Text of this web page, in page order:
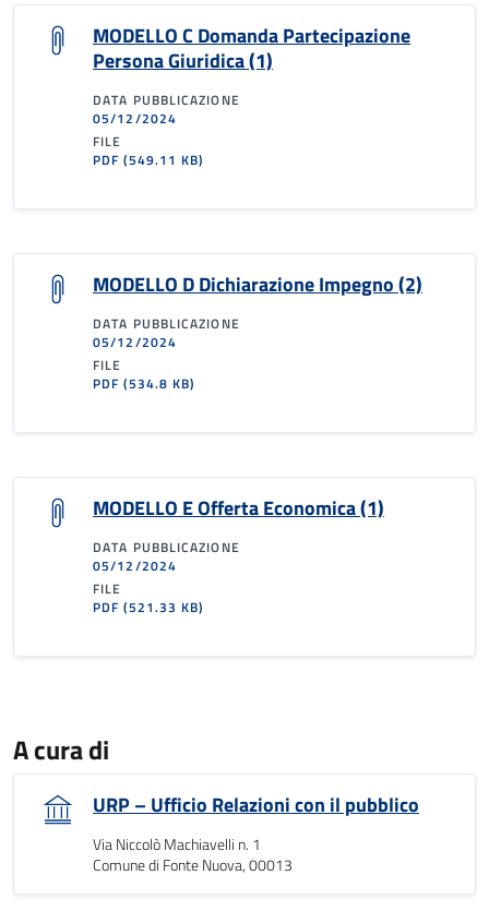
MODELLO C Domanda Partecipazione
Persona Giuridica (1)
DATA PUBBLICAZIONE
05/12/2024
FILE
PDF(549.11 KB)
MODELLO D Dichiarazione Impegno (2)
DATA PUBBLICAZIONE
05/12/2024
FILE
PDF(534.8 KB)
MODELLO E Offerta Economica (1)
DATA PUBBLICAZIONE
05/12/2024
FILE
PDF(521.33 KB)
A cura di
URP – Ufficio Relazioni con il pubblico
Via Niccolò Machiavelli n. 1
Comune di Fonte Nuova, 00013